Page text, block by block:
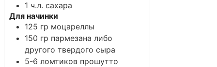
1 ч.л. сахара
Для начинки
125 гр моцареллы
150 гр пармезана либо
другого твердого сыра
5-6 ломтиков прошутто